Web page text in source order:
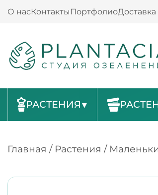
О насКонтакты Портфолио
РАСТЕНИЯ
Главная / Растения /